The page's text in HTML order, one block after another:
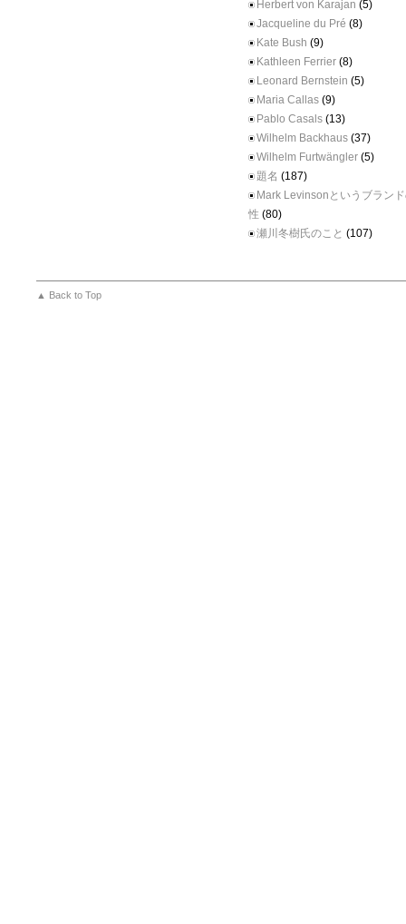
Herbert von Karajan (5)
Jacqueline du Pré (8)
Kate Bush (9)
Kathleen Ferrier (8)
Leonard Bernstein (5)
Maria Callas (9)
Pablo Casals (13)
Wilhelm Backhaus (37)
Wilhelm Furtwängler (5)
題名 (187)
Mark Levinsonというブラン
性 (80)
瀬川冬樹氏のこと (107)
▲ Back to Top